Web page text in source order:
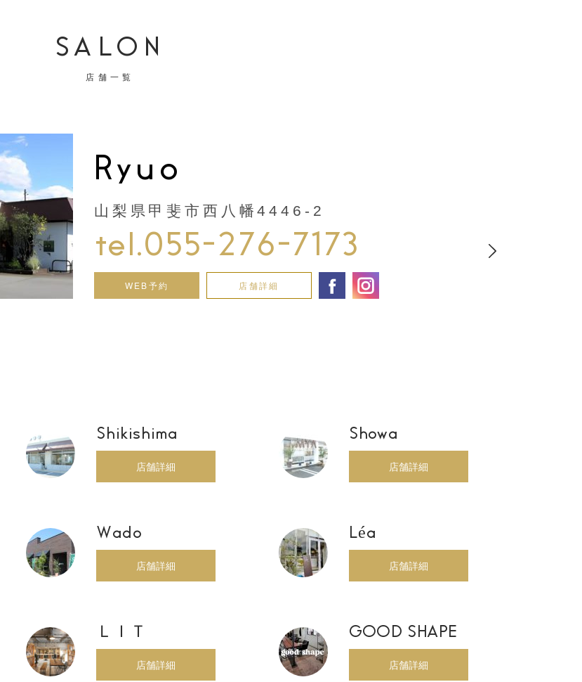
SALON
店舗一覧
Ryuo
山梨県甲斐市西八幡4446-2
tel.055-276-7173
WEB予約 店舗詳細
Shikishima
店舗詳細
Showa
店舗詳細
Wado
店舗詳細
Léa
店舗詳細
ＬＩＴ
店舗詳細
GOOD SHAPE
店舗詳細